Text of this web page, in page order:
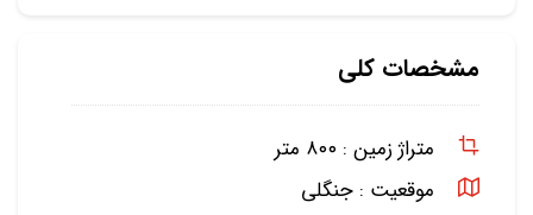
مشخصات کلی
متراژ زمین : ۸۰۰ متر
موقعیت : جنگلی